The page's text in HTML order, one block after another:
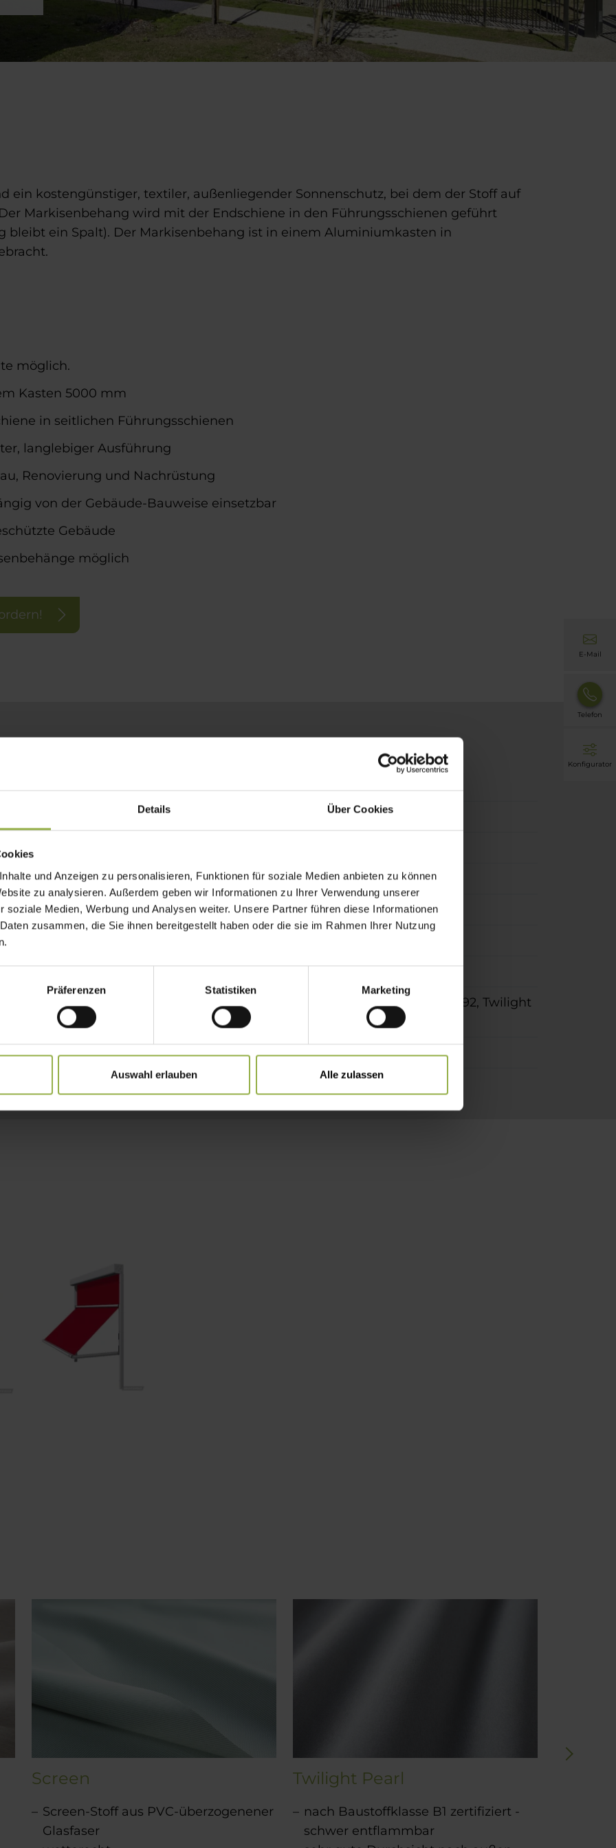
Details Über Cookies
und Anzeigen zu personalisieren, Funktionen für soziale Medien anbieten zu können
zu analysieren. Außerdem geben wir Informationen zu Ihrer Verwendung unserer
soziale Medien, Werbung und Analysen weiter. Unsere Partner führen diese Informationen
zusammen, die Sie ihnen bereitgestellt haben oder die sie im Rahmen Ihrer Nutzung
Präferenzen Statistiken Marketing
Auswahl erlauben Alle zulassen
ein kostengünstiger, textiler, außenliegender Sonnenschutz, bei dem der Stoff auf
Markisenbehang wird mit der Endschiene in den Führungsschienen geführt
bleibt ein Spalt). Der Markisenbehang ist in einem Aluminiumkasten in
möglich.
Kasten 5000 mm
in seitlichen Führungsschienen
langlebiger Ausführung
Renovierung und Nachrüstung
von der Gebäude-Bauweise einsetzbar
Gebäude
möglich
mm
Schienenführung, Seilführung
Motor, WMS Funkmotor
Größen
SecuTex-Gewebe A2, Acryl All Weather, Acryl Standard, Screen, Soltis 92, Twilight
Wandmontage
Screen
Screen-Stoff aus PVC-überzogenener
Glasfaser
Twilight Pearl
nach Baustoffklasse B1 zertifiziert -
schwer entflammbar
E-Mail
Telefon
Konfigurator